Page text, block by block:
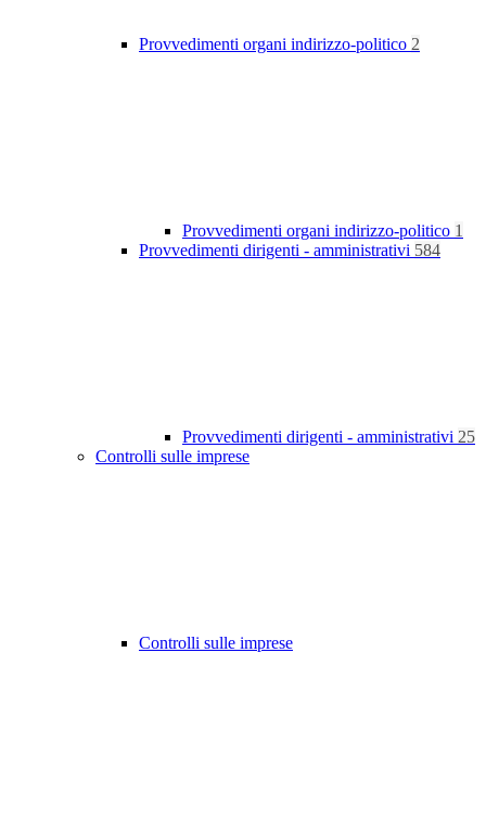
Provvedimenti organi indirizzo-politico 2
Provvedimenti organi indirizzo-politico 1
Provvedimenti dirigenti - amministrativi 584
Provvedimenti dirigenti - amministrativi 25
Controlli sulle imprese
Controlli sulle imprese